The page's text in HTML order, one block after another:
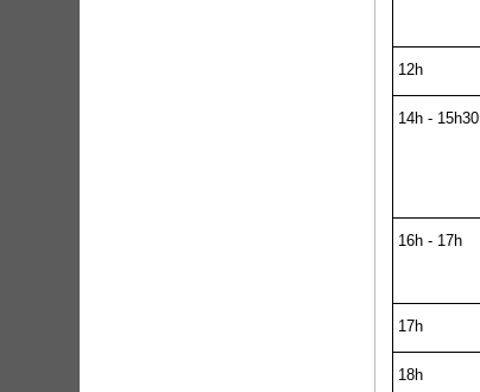
12h
14h - 15h30
16h - 17h
17h
18h